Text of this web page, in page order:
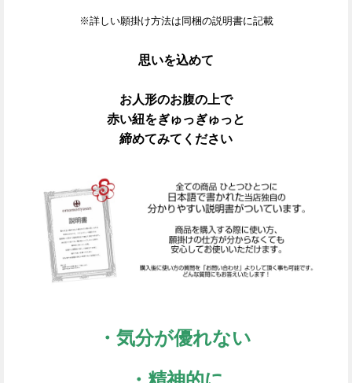
※詳しい願掛け方法は同梱の説明書に記載
思いを込めて
お人形のお腹の上で
赤い紐をぎゅっぎゅっと
締めてみてください
・気分が優れない